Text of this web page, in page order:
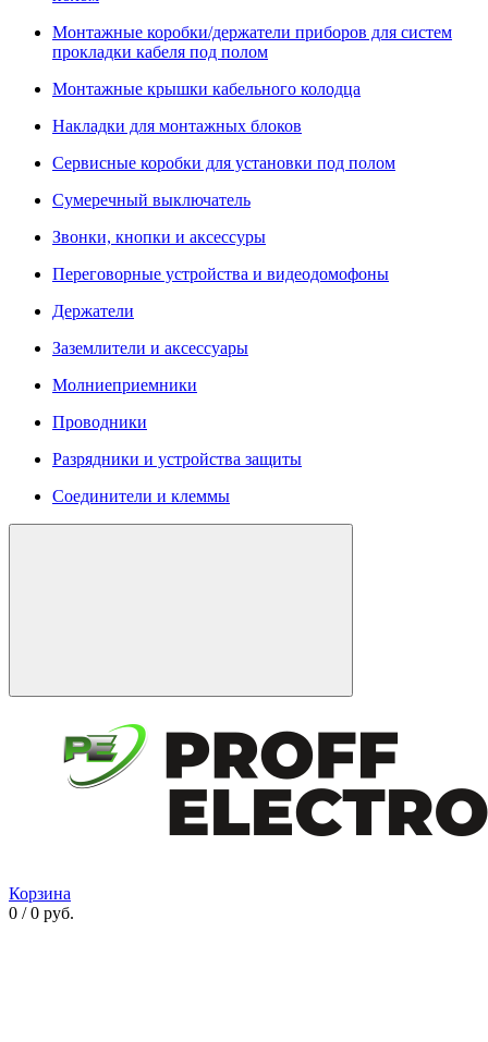
Монтажные коробки/держатели приборов для систем
прокладки кабеля под полом
Монтажные крышки кабельного колодца
Накладки для монтажных блоков
Сервисные коробки для установки под полом
Сумеречный выключатель
Звонки, кнопки и аксессуры
Переговорные устройства и видеодомофоны
Держатели
Заземлители и аксессуары
Молниеприемники
Проводники
Разрядники и устройства защиты
Соединители и клеммы
Корзина
0 / 0 руб.